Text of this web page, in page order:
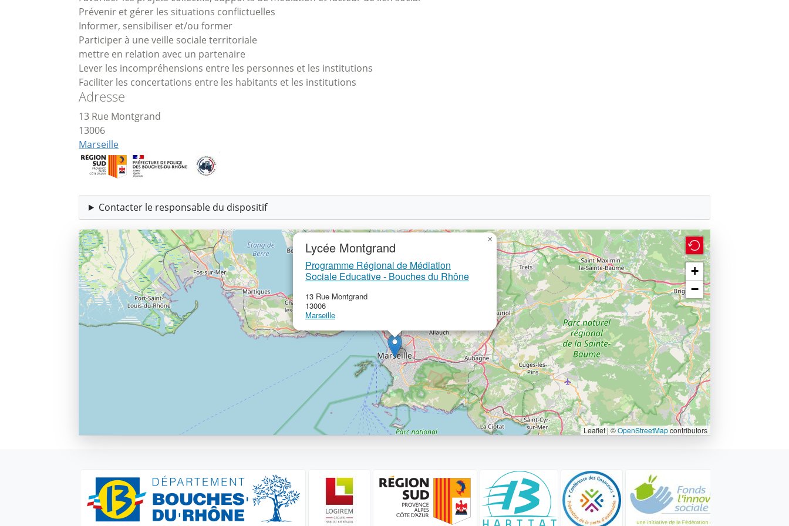
Prévenir et gérer les situations conflictuelles
Informer, sensibiliser et/ou former
Participer à une veille sociale territoriale
mettre en relation avec un partenaire
Lever les incompréhensions entre les personnes et les institutions
Faciliter les concertations entre les habitants et les institutions
Adresse
13 Rue Montgrand
13006
Marseille
Contacter le responsable du dispositif
Lycée Montgrand
Programme Régional de Médiation
Sociale Educative - Bouches du Rhône
13 Rue Montgrand
13006
Marseille
×
+
−
Leaflet | ©OpenStreetMapcontributors